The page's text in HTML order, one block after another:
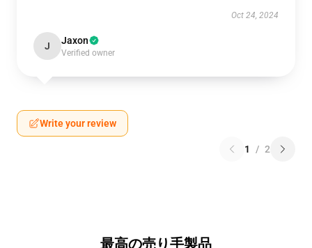
Oct 24, 2024
J Jaxon
Verified owner
Write your review
1 / 2
最高の売り手製品